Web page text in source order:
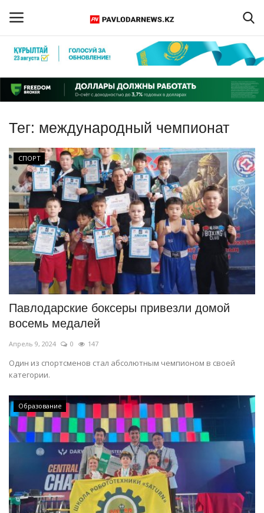
Регистрация
Главная
Обратная связь
ПАВЛОДАРСКАЯ ОБЛАСТЬ
КАЗАХСТАН
МИР
СПЕЦПРОЕКТЫ
СПОРТ
Чек-лист
РАЗВЛЕЧЕНИЯ
OFFICIAL
Курултай
Язык
Қазақша Русский
Тег: международный чемпионат
СПОРТ
Павлодарские боксеры привезли домой
восемь медалей
Апрель 9, 2024 0 147
Один из спортсменов стал абсолютным чемпионом в своей
категории.
Образование